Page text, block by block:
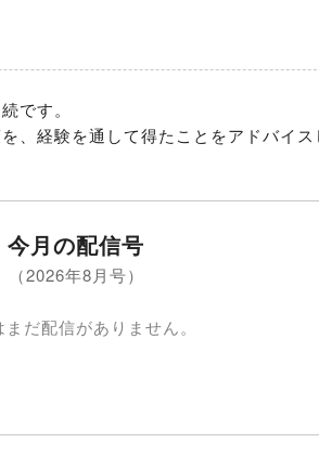
です。
、経験を通して得たことをアドバイ
今月の配信号
（2026年8月号）
だ配信がありません。